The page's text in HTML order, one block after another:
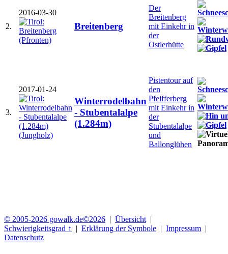
2.
2016-03-30
Breitenberg
Der
Breitenberg
mit Einkehr in
der
Ostlerhütte
3.
2017-01-24
Winterrodelbahn
- Stubentalalpe
(1.284m)
Pistentour auf
den
Pfeifferberg
mit Einkehr in
der
Stubentalalpe
und
Ballonglühen
© 2005-2026 gowalk.de©2026 | Übersicht |
Schwierigkeitsgrad ↑
| Erklärung der Symbole | Impressum |
Datenschutz